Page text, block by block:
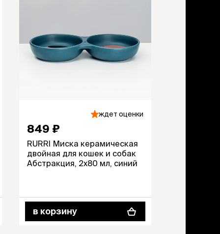
ждет оценки
849 ₽
RURRI Миска керамическая
двойная для кошек и собак
Абстракция, 2x80 мл, синий
в корзину